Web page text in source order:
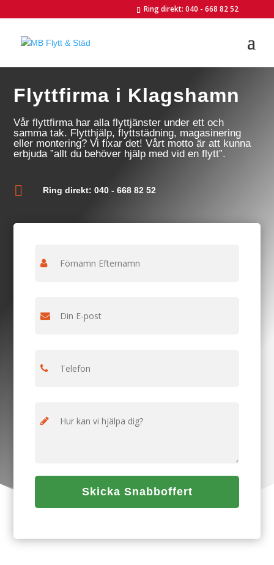
Ring direkt: 040 - 668 82 52
Flyttfirma i Klagshamn
Vår flyttfirma har alla flyttjänster under ett och
samma tak. Flytthjälp, flyttstädning, magasinering
eller montering? Vi fixar det! Vårt motto är att kunna
erbjuda ”allt du behöver hjälp med vid en flytt”.
 Ring direkt: 040 - 668 82 52